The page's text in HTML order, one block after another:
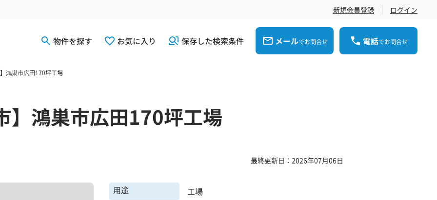
新規会員登録 ログイン
物件を探す お気に入り 保存した検索条件 メールでお問合せ 電話でお問合せ
鴻巣市広田170坪工場
】鴻巣市広田170坪工場
最終更新日：2026年07月06日
用途
工場